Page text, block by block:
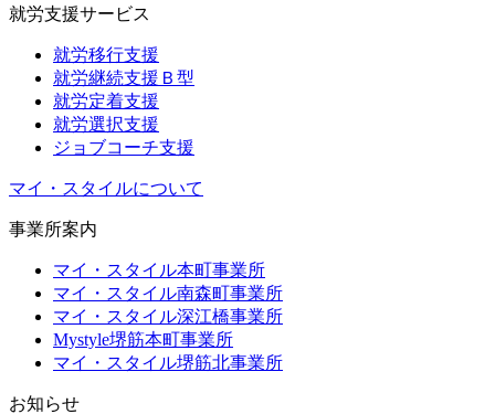
就労支援サービス
就労移行支援
就労継続支援Ｂ型
就労定着支援
就労選択支援
ジョブコーチ支援
マイ・スタイルについて
事業所案内
マイ・スタイル本町事業所
マイ・スタイル南森町事業所
マイ・スタイル深江橋事業所
Mystyle堺筋本町事業所
マイ・スタイル堺筋北事業所
お知らせ